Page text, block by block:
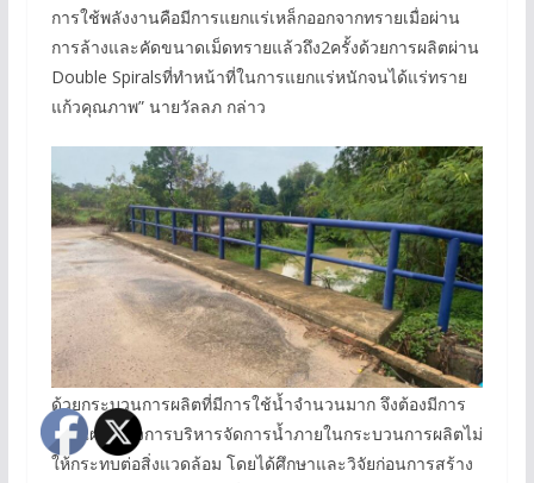
การใช้พลังงานคือมีการแยกแร่เหล็กออกจากทรายเมื่อผ่าน
การล้างและคัดขนาดเม็ดทรายแล้วถึง2ครั้งด้วยการผลิตผ่าน
Double Spiralsที่ทำหน้าที่ในการแยกแร่หนักจนได้แร่ทราย
แก้วคุณภาพ” นายวัลลภ กล่าว
ด้วยกระบวนการผลิตที่มีการใช้น้ำจำนวนมาก จึงต้องมีการ
วางแผนเรื่องการบริหารจัดการน้ำภายในกระบวนการผลิตไม่
ให้กระทบต่อสิ่งแวดล้อม โดยได้ศึกษาและวิจัยก่อนการสร้าง